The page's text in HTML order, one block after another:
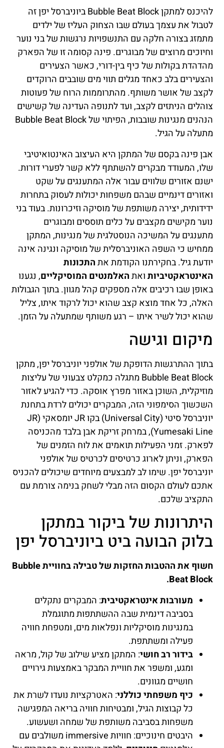
להיכנס למתקן Bubble Beat Block ביוניברסל יפן זה
לטבול את עצמך בעולם שבו הצחוק העליז של ילדים
מתמזג בצורה חלקה עם התנשפויות נרגשות של בני נוער
וחיוכים מרוצים של מבוגרים. פינה קסומה זו של הפארק
מהדהדת בקולות של כיף בין-דורי, כאשר הצעירים
והצעירים בלב כאחד מגלים תווי מים שובבים הרוקדים
לקצב של אושר משותף. מהתרוממות הרוח של פעוטות
צוהלים הניתזים לקצב, ועד לתנופה העדינה של קשישים
הנהנים מנגינות שובבות, הפיתוי של Bubble Beat Block
מתעלה על הגיל.
אבן פינה בקסם של המתקן היא העיצוב האינטואיטיבי
שלו, המעודד מבקרים להשתתף ללא קשר לפערי דורות.
ישנם אזורים שלווים עבור אלה המתענגים על שקט
ואזורים דינמיים שבהם משפחות יכולות לעסוק בתחרות
ידידותית, יצירה משותפת של מוסיקה וזיכרונות. בעוד בני
נוער מקישים מקצבים על כלים תוססים ומבוגרים
מתענגים על המשיכה הנוסטלגית של מנגינות, המתקן
ממחיש כי השפה האוניברסלית של מוסיקה ונגינה אינה
יודעת גיל. בחקירתנו הקודמת אתהתכונות
האינטראקטיביותואתהאלמנטים המוסיקליים, נגענו
באופן שבו רכיבים אלה מספקים קהל מגוון. בתוך הגבולות
האלה, כל אחד מוצא קצב שהוא יכול לרקוד איתו, צליל
שהוא יכול לשיר איתו – רגע משותף שמתעלה על הזמן.
מיקום וגישה
בתוך ההתרגשות הדופקת של אולפני יוניברסל יפן, מתקן
Bubble Beat Block מתגלה כמקלט צבעוני של עליצות
מוזיקלית, השוכן באזור מפרץ אוסקה. כדי להגיע לאזור
השכשוך הסימפוני הזה, המבקרים יכולים לרדת בתחנת
יוניברסל סיטי (Universal City) בקו JR יומסאקי (JR
Yumesaki Line), במרחק זריקת אבן בלבד מהכניסה
לפארק. זמני הפעילות תואמים את לוח הזמנים של
הפארק, וניתן לארוג כרטיסים לכרטיס של אולפני
יוניברסל יפן. שימו לב למבצעים מיוחדים שיכולים להכניס
אתכם לעולם הקסום הזה מבלי לשחק בנימה צורמת עם
התקציב שלכם.
היתרונות של ביקור במתקן
בלוק הבועה ביט ביוניברסל יפן
חשוף את ההטבות החזקות של טבילה בחוויית Bubble
Beat Block.
מעורבות אינטראקטיבית: המבקרים נתקלים
בסביבה דינמית שבה ההשתתפות מתוגמלת
במנגינות מוסיקליות ונפלאות מים, ומטפחת חוויה
פעילה ומשתתפת.
בידור רב חושי: המתקן מציע שילוב של קול, מראה
ומגע, ומשפר את חוויית המבקר באמצעות גירויים
חושיים מגוונים.
כיף משפחתי כוללני: האטרקציות נועדו לשרת את
כל קבוצות הגיל, ומבטיחות חוויה בריאה המפגישה
משפחות בסביבה משותפת של שמחה ושעשוע.
היבטים חינוכיים: חוויות immersive משולבים עם